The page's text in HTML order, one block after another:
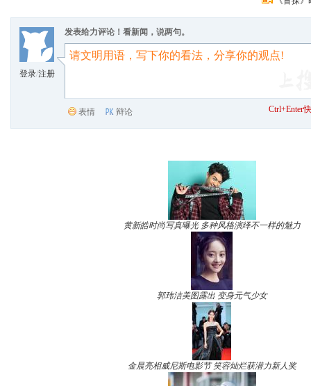
登录/注册
发表给力评论！看新闻，说两句。
表情 辩论 Ctrl+Enter
黄新皓时尚写真曝光 多种风格演绎不一样的魅力
郭玮洁美图露出 变身元气少女
金晨亮相威尼斯电影节 笑容灿烂获潜力新人奖